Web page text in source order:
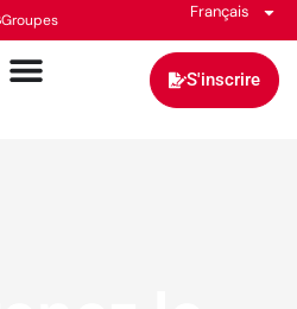
Groupes Français
S'inscrire